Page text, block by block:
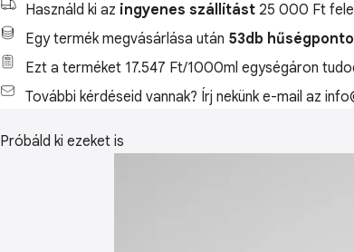
Használd ki az ingyenes szállítást 25 000 Ft
Egy termék megvásárlása után 53db
Ezt a terméket 17.547 Ft/1000ml egységáron
További kérdéseid vannak? Írj nekünk e-mail az
Próbáld ki ezeket is